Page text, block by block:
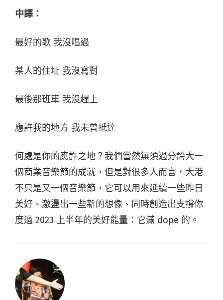
中譯：
最好的歌 我沒唱過
某人的住址 我沒寫對
最後那班車 我沒趕上
應許我的地方 我未曾抵達
何處是你的應許之地？我們當然無須過分誇大一
個商業音樂節的成就，但是對很多人而言，大港
不只是又一個音樂節，它可以用來延續一些昨日
美好、激盪出一些新的想像、同時創造出支撐你
度過 2023 上半年的美好能量：它滿 dope 的。